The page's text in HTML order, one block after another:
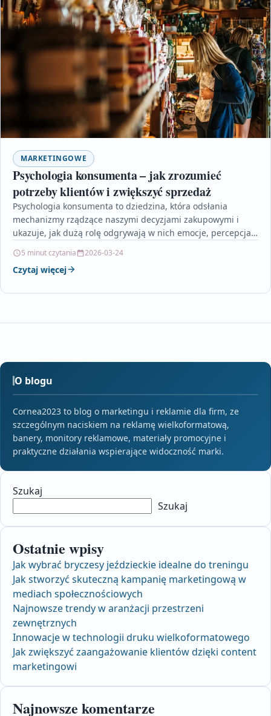
MARKETINGOWE
Psychologia konsumenta – jak zrozumieć
potrzeby klientów i zwiększyć sprzedaż
Psychologia konsumenta to dziedzina, która odsłania
mechanizmy rządzące naszymi decyzjami zakupowymi i
ukazuje, jak dużą rolę odgrywają w nich emocje, percepcja
5 minut czytania 2026-03-24
Czytaj więcej
O blogu
Cornea2023 to blog o marketingu i reklamie dla firm, ze
szczególnym naciskiem na reklamę wielkoformatową,
banery, monitory reklamowe, materiały promocyjne i
praktyczne działania wspierające widoczność marki.
Szukaj
Szukaj
Ostatnie wpisy
Jak wybrać bryczesy jeździeckie idealne do treningu
Jak stworzyć skuteczną kampanię marketingową w
mediach społecznościowych
Najnowsze trendy w aranżacji przestrzeni
zewnętrznych
Innowacje w technologii druku wielkoformatowego
Jak zwiększyć zaangażowanie klientów dzięki content
marketingowi
Najnowsze komentarze